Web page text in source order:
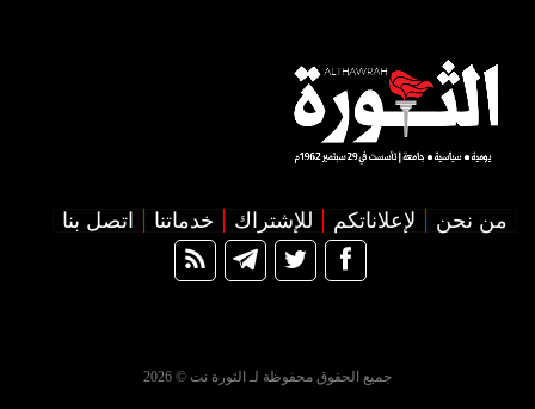
من نحن لإعلاناتكم للإشتراك خدماتنا اتصل بنا
جميع الحقوق محفوظة لـ الثورة نت © 2026